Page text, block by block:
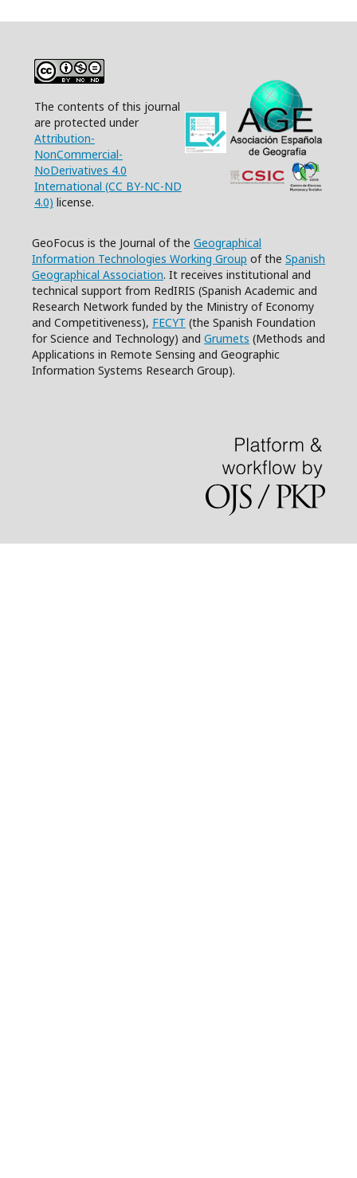
The contents of this journal
are protected under
Attribution-
NonCommercial-
NoDerivatives 4.0
International (CC BY-NC-ND
4.0) license.
GeoFocus is the Journal of the Geographical
Information Technologies Working Group of the Spanish
Geographical Association. It receives institutional and
technical support from RedIRIS (Spanish Academic and
Research Network funded by the Ministry of Economy
and Competitiveness), FECYT (the Spanish Foundation
for Science and Technology) and Grumets (Methods and
Applications in Remote Sensing and Geographic
Information Systems Research Group).